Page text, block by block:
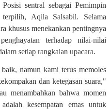
sentral sebagai Pemimpin
Aqila Salsabil. Selama
khusus menekankan pentingnya
terhadap nilai-nilai
setiap rangkaian upacara.
namun kami terus memoles
dan ketegasan suara,"
menambahkan bahwa momen
kesempatan emas untuk